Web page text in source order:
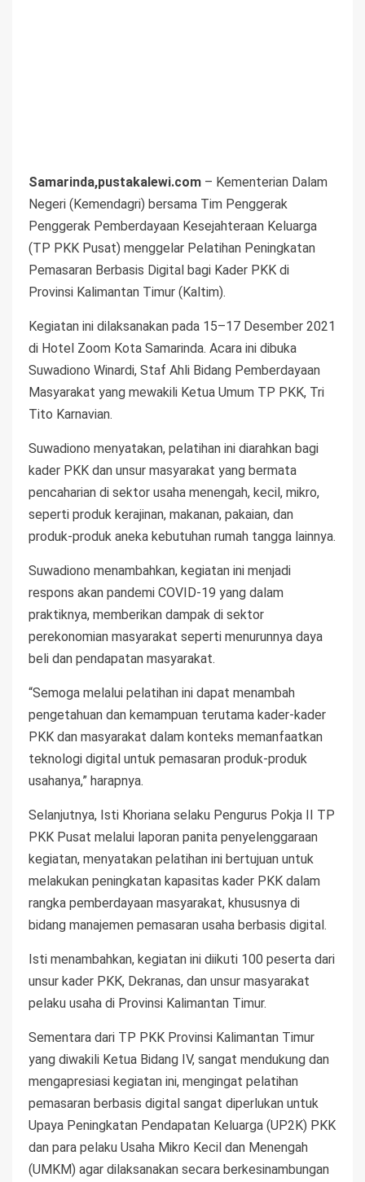
Samarinda,pustakalewi.com – Kementerian Dalam
Negeri (Kemendagri) bersama Tim Penggerak
Penggerak Pemberdayaan Kesejahteraan Keluarga
(TP PKK Pusat) menggelar Pelatihan Peningkatan
Pemasaran Berbasis Digital bagi Kader PKK di
Provinsi Kalimantan Timur (Kaltim).
Kegiatan ini dilaksanakan pada 15–17 Desember 2021
di Hotel Zoom Kota Samarinda. Acara ini dibuka
Suwadiono Winardi, Staf Ahli Bidang Pemberdayaan
Masyarakat yang mewakili Ketua Umum TP PKK, Tri
Tito Karnavian.
Suwadiono menyatakan, pelatihan ini diarahkan bagi
kader PKK dan unsur masyarakat yang bermata
pencaharian di sektor usaha menengah, kecil, mikro,
seperti produk kerajinan, makanan, pakaian, dan
produk-produk aneka kebutuhan rumah tangga lainnya.
Suwadiono menambahkan, kegiatan ini menjadi
respons akan pandemi COVID-19 yang dalam
praktiknya, memberikan dampak di sektor
perekonomian masyarakat seperti menurunnya daya
beli dan pendapatan masyarakat.
“Semoga melalui pelatihan ini dapat menambah
pengetahuan dan kemampuan terutama kader-kader
PKK dan masyarakat dalam konteks memanfaatkan
teknologi digital untuk pemasaran produk-produk
usahanya,” harapnya.
Selanjutnya, Isti Khoriana selaku Pengurus Pokja II TP
PKK Pusat melalui laporan panita penyelenggaraan
kegiatan, menyatakan pelatihan ini bertujuan untuk
melakukan peningkatan kapasitas kader PKK dalam
rangka pemberdayaan masyarakat, khususnya di
bidang manajemen pemasaran usaha berbasis digital.
Isti menambahkan, kegiatan ini diikuti 100 peserta dari
unsur kader PKK, Dekranas, dan unsur masyarakat
pelaku usaha di Provinsi Kalimantan Timur.
Sementara dari TP PKK Provinsi Kalimantan Timur
yang diwakili Ketua Bidang IV, sangat mendukung dan
mengapresiasi kegiatan ini, mengingat pelatihan
pemasaran berbasis digital sangat diperlukan untuk
Upaya Peningkatan Pendapatan Keluarga (UP2K) PKK
dan para pelaku Usaha Mikro Kecil dan Menengah
(UMKM) agar dilaksanakan secara berkesinambungan